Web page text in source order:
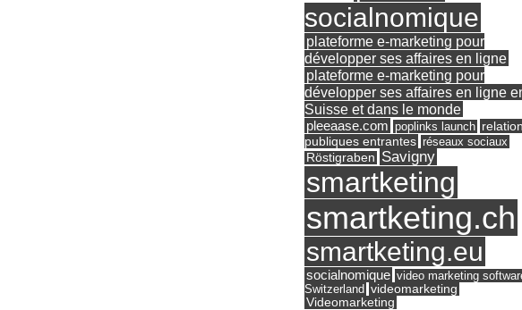
socialnomique
plateforme e-marketing pour
développer ses affaires en ligne
plateforme e-marketing pour
développer ses affaires en ligne
Suisse et dans le monde
pleeaase.com poplinks launch
publiques entrantes réseaux sociaux
Röstigraben Savigny
smartketing
smartketing.ch
smartketing.eu
socialnomique video marketing
Switzerland videomarketing
Videomarketing